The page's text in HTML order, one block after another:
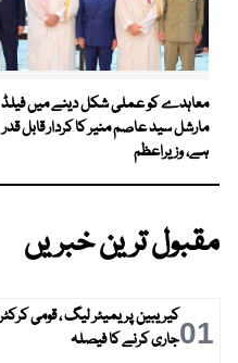
معاہدے کو عملی شکل دینے میں فیلڈ
مارشل سید عاصم منیر کا کردار قابل قدر
ہے، وزیراعظم
مقبول ترین خبریں
01جاری کرنے کا فیصلہ